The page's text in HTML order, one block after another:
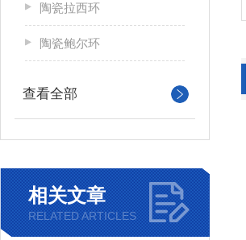
陶瓷拉西环
陶瓷鲍尔环
查看全部
相关文章
RELATED ARTICLES